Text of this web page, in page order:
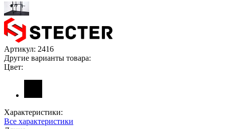
Артикул: 2416
Другие варианты товара:
Цвет:
Характеристики:
Все характеристики